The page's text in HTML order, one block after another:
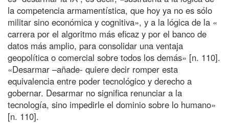
la competencia armamentística, que hoy ya no es sólo
militar sino económica y cognitiva», y a la lógica de la «
carrera por el algoritmo más eficaz y por el banco de
datos más amplio, para consolidar una ventaja
geopolítica o comercial sobre todos los demás» [n. 110].
«Desarmar –añade- quiere decir romper esta
equivalencia entre poder tecnológico y derecho a
gobernar. Desarmar no significa renunciar a la
tecnología, sino impedirle el dominio sobre lo humano»
[n. 110].